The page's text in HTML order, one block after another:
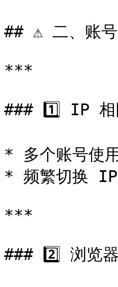
## ⚠️ 二、账号
***
### 1️⃣ IP 相
* 多个账号使
* 频繁切换
***
### 2️⃣ 浏览器